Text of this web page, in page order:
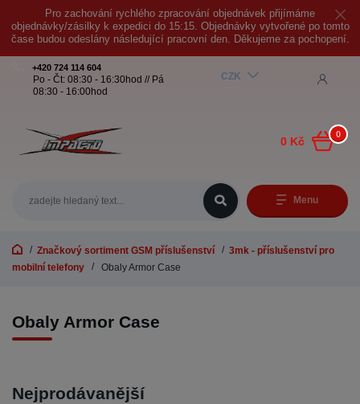
Pro zachování rychlého zpracování objednávek přijímáme
objednávky/zásilky k expedici do 15:15. Objednávky vytvořené po tomto
čase budou odeslány následující pracovní den. Děkujeme za pochopení.
Menu
CZK
+420 724 114 604
Po - Čt: 08:30 - 16:30hod // Pá
08:30 - 16:00hod
0
0 Kč
Značkový sortiment GSM příslušenství
3mk - příslušenství pro
mobilní telefony
Obaly Armor Case
Obaly Armor Case
Nejprodávanější